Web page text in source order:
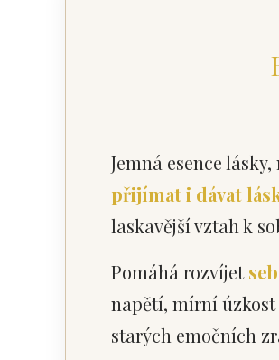
Jemná esence
přijímat i dávat
laskavější vztah k
Pomáhá rozvíjet
napětí, mírní
starých emočních